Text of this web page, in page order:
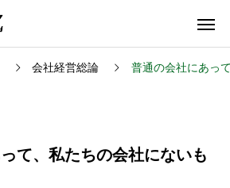
会社経営総論 普通の会社にあっ
て、私たちの会社にないも